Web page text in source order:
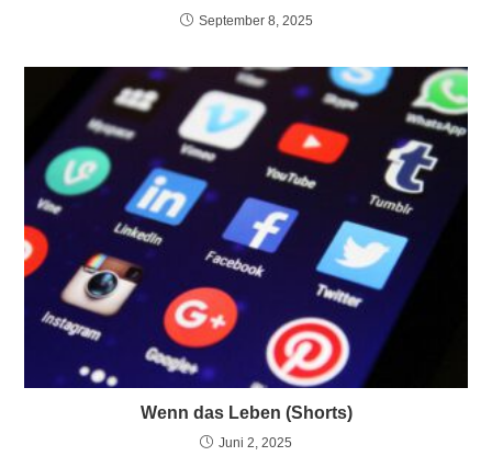
September 8, 2025
Wenn das Leben (Shorts)
Juni 2, 2025